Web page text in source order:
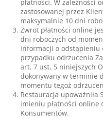
płatności. W zależności
zastosowanej przez
maksymalnie 10 dni
Zwrot płatności online
dni roboczych od
informacji o odstąpieniu
przypadku odrzucenia
art. 7 ust. 5 niniejszych
dokonywany w terminie
momentu tegoż
Restauracja upoważniła
imieniu płatności online
Konsumentów.